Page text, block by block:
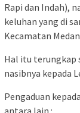
Rapi dan Indah),
keluhan yang di
Kecamatan
Hal itu terungkap
nasibnya kepada
Pengaduan